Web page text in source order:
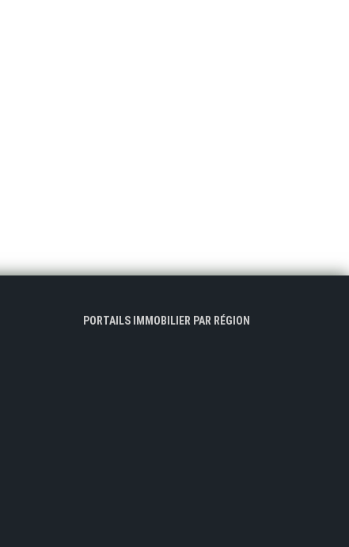
PORTAILS IMMOBILIER PAR RÉGION